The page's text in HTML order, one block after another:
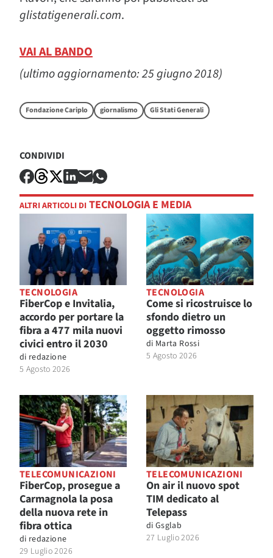
glistatigenerali.com.
VAI AL BANDO
(ultimo aggiornamento: 25 giugno 2018)
Fondazione Cariplo giornalismo Gli Stati Generali
CONDIVIDI
ALTRI ARTICOLI DI TECNOLOGIA E MEDIA
TECNOLOGIA
FiberCop e Invitalia,
accordo per portare la
fibra a 477 mila nuovi
civici entro il 2030
di redazione
5 Agosto 2026
TECNOLOGIA
Come si ricostruisce lo
sfondo dietro un
oggetto rimosso
di Marta Rossi
5 Agosto 2026
TELECOMUNICAZIONI
FiberCop, prosegue a
Carmagnola la posa
della nuova rete in
fibra ottica
di redazione
29 Luglio 2026
TELECOMUNICAZIONI
On air il nuovo spot
TIM dedicato al
Telepass
di Gsglab
27 Luglio 2026